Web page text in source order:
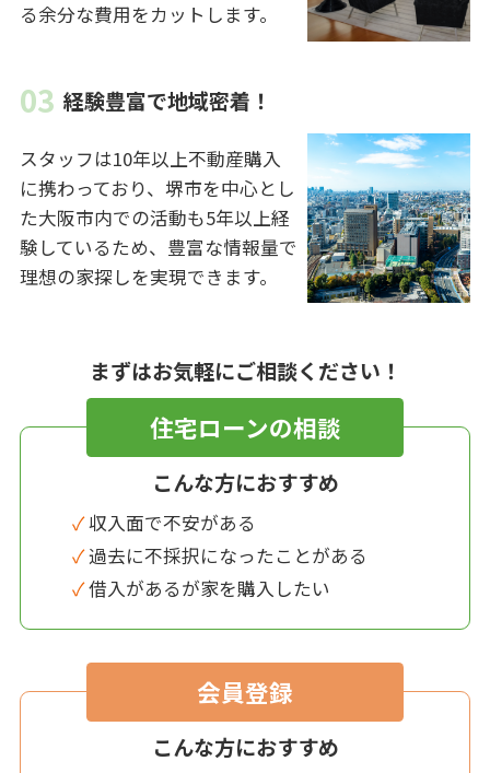
る余分な費用をカットします。
経験豊富で地域密着！
スタッフは10年以上不動産購入
に携わっており、堺市を中心とし
た大阪市内での活動も5年以上経
験しているため、豊富な情報量で
理想の家探しを実現できます。
まずはお気軽にご相談ください！
住宅ローンの相談
こんな方におすすめ
✓ 収入面で不安がある
✓ 過去に不採択になったことがある
✓ 借入があるが家を購入したい
会員登録
こんな方におすすめ